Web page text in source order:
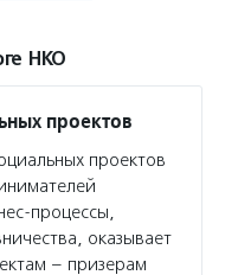
НКО
проектов
проектов
процессы,
оказывает
– призерам